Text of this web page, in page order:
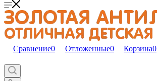
Сравнение0 Отложенные0 Корзина0